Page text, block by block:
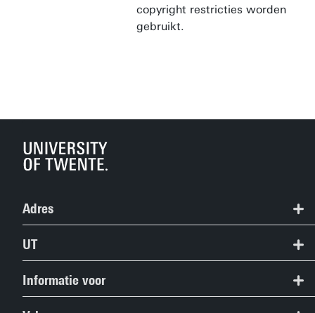
copyright restricties worden
gebruikt.
Adres
+31 53 489 9111
UT
Contact
Informatie voor
Studiezoekers